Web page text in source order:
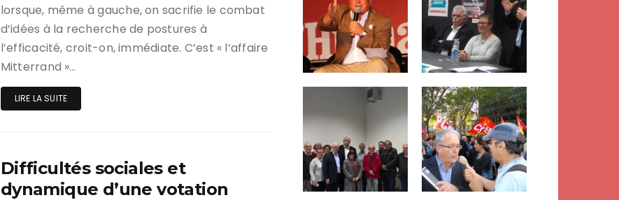
lorsque, même à gauche, on sacrifie le combat
d’idées à la recherche de postures à
l’efficacité, croit-on, immédiate. C’est « l’affaire
Mitterrand »…
LIRE LA SUITE
Difficultés sociales et
dynamique d’une votation